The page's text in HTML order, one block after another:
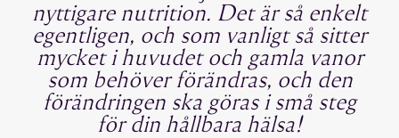
nyttigare nutrition. Det är så enkelt
egentligen, och som vanligt så sitter
mycket i huvudet och gamla vanor
som behöver förändras, och den
förändringen ska göras i små steg
för din hållbara hälsa!